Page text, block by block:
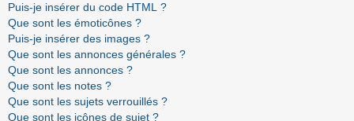
Puis-je insérer du code HTML ?
Que sont les émoticônes ?
Puis-je insérer des images ?
Que sont les annonces générales ?
Que sont les annonces ?
Que sont les notes ?
Que sont les sujets verrouillés ?
Que sont les icônes de sujet ?